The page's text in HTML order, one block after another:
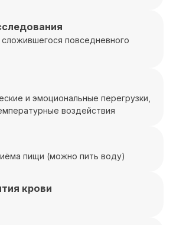
повседневного
и эмоциональные перегрузки,
воздействия
пищи (можно пить воду)
крови